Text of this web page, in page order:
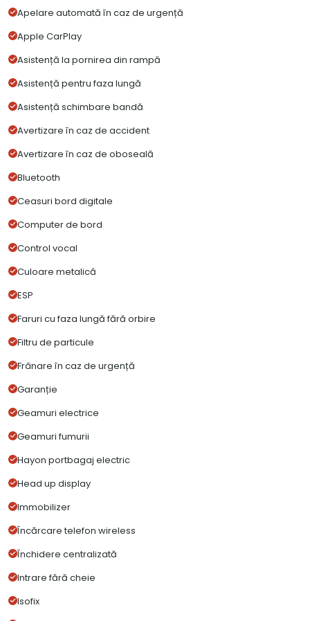
Apelare automată în caz de urgență
Apple CarPlay
Asistență la pornirea din rampă
Asistență pentru faza lungă
Asistență schimbare bandă
Avertizare în caz de accident
Avertizare în caz de oboseală
Bluetooth
Ceasuri bord digitale
Computer de bord
Control vocal
Culoare metalică
ESP
Faruri cu faza lungă fără orbire
Filtru de particule
Frânare în caz de urgență
Garanție
Geamuri electrice
Geamuri fumurii
Hayon portbagaj electric
Head up display
Immobilizer
Încărcare telefon wireless
Închidere centralizată
Intrare fără cheie
Isofix